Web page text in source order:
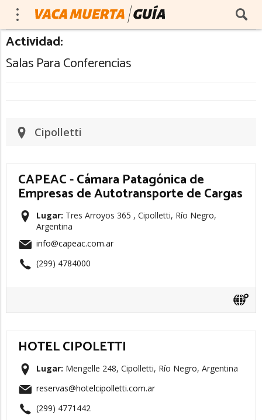
Actividad:
Salas Para Conferencias
Cipolletti
CAPEAC - Cámara Patagónica de
Empresas de Autotransporte de Cargas
Lugar: Tres Arroyos 365 , Cipolletti, Río Negro,
Argentina
info@capeac.com.ar
(299) 4784000
HOTEL CIPOLETTI
Lugar: Mengelle 248, Cipolletti, Río Negro, Argentina
reservas@hotelcipolletti.com.ar
(299) 4771442